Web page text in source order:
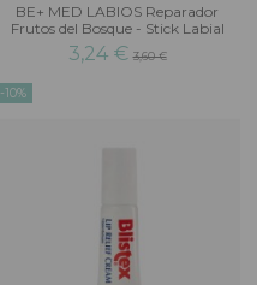
BE+ MED LABIOS Reparador
Frutos del Bosque - Stick Labial
3,24 €3,60 €
-10%